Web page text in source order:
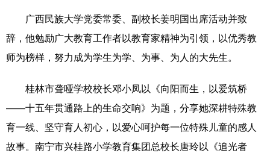
台湾 思客智库 全球连线 教育
科技 科普 体育 文化
健康 军事 访谈 视频
图片 中央文件 金融 汽车
食品 人居 信息化 乡村振兴
溯源中国 城市 旅游 能源
广西民族大学党委常委、副校长姜明国出席活动并致
辞，他勉励广大教育工作者以教育家精神为引领，以优秀教
师为榜样，努力成为学生为学、为事、为人的大先生。
桂林市聋哑学校校长邓小凤以《向阳而生，以爱筑桥
——十五年贯通路上的生命交响》为题，分享她深耕特殊教
育一线、坚守育人初心，以爱心呵护每一位特殊儿童的感人
故事。南宁市兴桂路小学教育集团总校长唐玲以《追光者